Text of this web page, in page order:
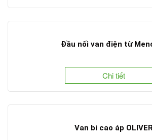
Đầu nối van điện từ
Chi tiết
Van bi cao áp